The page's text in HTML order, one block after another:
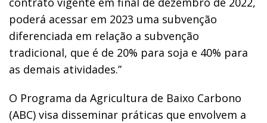
poderá acessar em 2023 uma subvenção
diferenciada em relação a subvenção
tradicional, que é de 20% para soja e 40% para
as demais atividades.”
O Programa da Agricultura de Baixo Carbono
(ABC) visa disseminar práticas que envolvem a